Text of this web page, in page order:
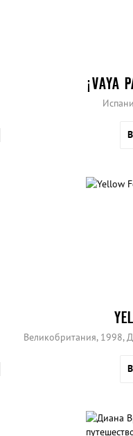
¡VAYA
Великобритания, 1998,